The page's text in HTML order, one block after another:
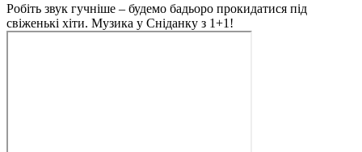
Робіть звук гучніше – будемо бадьоро прокидатися під
свіженькі хіти. Музика у Сніданку з 1+1!